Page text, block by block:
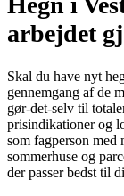
arbejdet
Skal du have nyt
gennemgang af de
gør‑det‑selv til
prisindikationer og
som fagperson med
sommerhuse og
der passer bedst til